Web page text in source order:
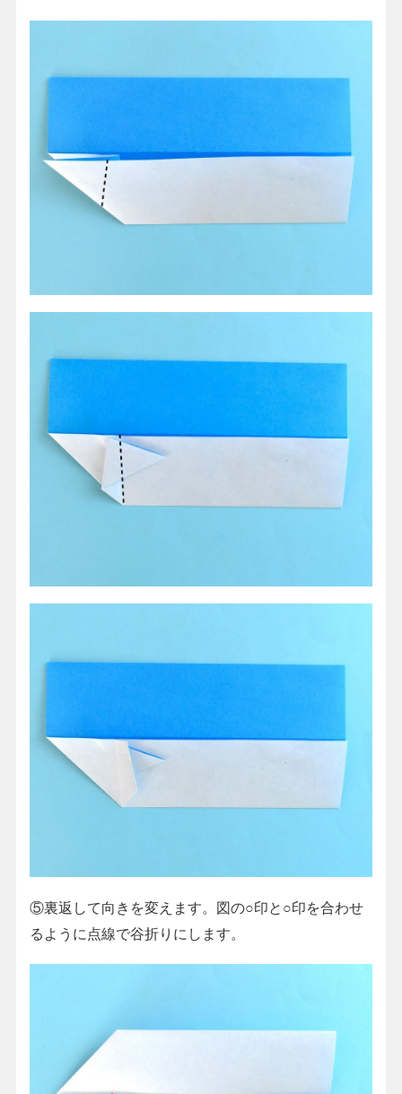
⑤裏返して向きを変えます。図の○印と○印を合わせ
るように点線で谷折りにします。